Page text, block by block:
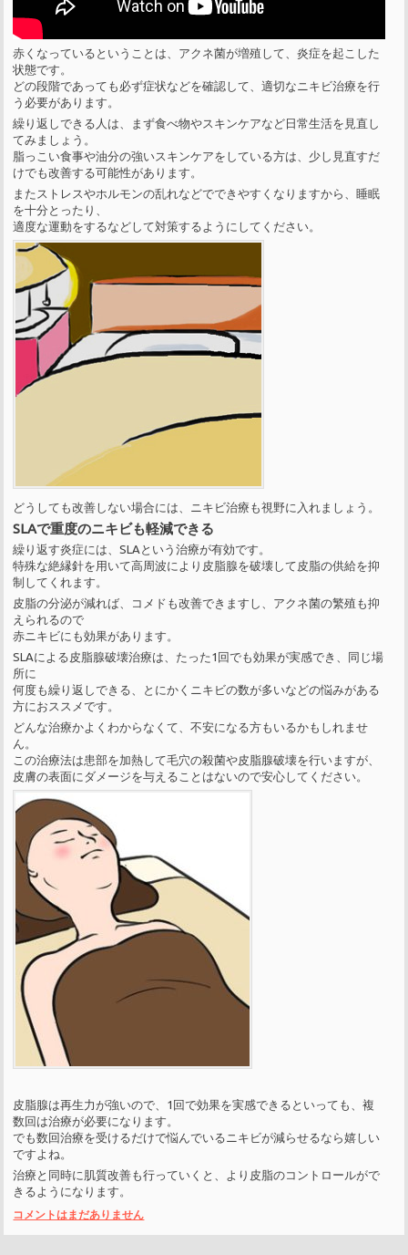
赤くなっているということは、アクネ菌が増殖して、炎症を起こした
状態です。
どの段階であっても必ず症状などを確認して、適切なニキビ治療を行
う必要があります。
繰り返しできる人は、まず食べ物やスキンケアなど日常生活を見直し
てみましょう。
脂っこい食事や油分の強いスキンケアをしている方は、少し見直すだ
けでも改善する可能性があります。
またストレスやホルモンの乱れなどでできやすくなりますから、睡眠
を十分とったり、
適度な運動をするなどして対策するようにしてください。
どうしても改善しない場合には、ニキビ治療も視野に入れましょう。
SLAで重度のニキビも軽減できる
繰り返す炎症には、SLAという治療が有効です。
特殊な絶縁針を用いて高周波により皮脂腺を破壊して皮脂の供給を抑
制してくれます。
皮脂の分泌が減れば、コメドも改善できますし、アクネ菌の繁殖も抑
えられるので
赤ニキビにも効果があります。
SLAによる皮脂腺破壊治療は、たった1回でも効果が実感でき、同じ場
所に
何度も繰り返しできる、とにかくニキビの数が多いなどの悩みがある
方におススメです。
どんな治療かよくわからなくて、不安になる方もいるかもしれませ
ん。
この治療法は患部を加熱して毛穴の殺菌や皮脂腺破壊を行いますが、
皮膚の表面にダメージを与えることはないので安心してください。
皮脂腺は再生力が強いので、1回で効果を実感できるといっても、複
数回は治療が必要になります。
でも数回治療を受けるだけで悩んでいるニキビが減らせるなら嬉しい
ですよね。
治療と同時に肌質改善も行っていくと、より皮脂のコントロールがで
きるようになります。
コメントはまだありません